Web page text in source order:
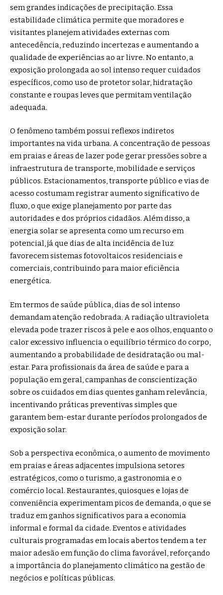
sem grandes indicações de precipitação. Essa
estabilidade climática permite que moradores e
visitantes planejem atividades externas com
antecedência, reduzindo incertezas e aumentando a
qualidade de experiências ao ar livre. No entanto, a
exposição prolongada ao sol intenso requer cuidados
específicos, como uso de protetor solar, hidratação
constante e roupas leves que permitam ventilação
adequada.
O fenômeno também possui reflexos indiretos
importantes na vida urbana. A concentração de pessoas
em praias e áreas de lazer pode gerar pressões sobre a
infraestrutura de transporte, mobilidade e serviços
públicos. Estacionamentos, transporte público e vias de
acesso costumam registrar aumento significativo de
fluxo, o que exige planejamento por parte das
autoridades e dos próprios cidadãos. Além disso, a
energia solar se apresenta como um recurso em
potencial, já que dias de alta incidência de luz
favorecem sistemas fotovoltaicos residenciais e
comerciais, contribuindo para maior eficiência
energética.
Em termos de saúde pública, dias de sol intenso
demandam atenção redobrada. A radiação ultravioleta
elevada pode trazer riscos à pele e aos olhos, enquanto o
calor excessivo influencia o equilíbrio térmico do corpo,
aumentando a probabilidade de desidratação ou mal-
estar. Para profissionais da área de saúde e para a
população em geral, campanhas de conscientização
sobre os cuidados em dias quentes ganham relevância,
incentivando práticas preventivas simples que
garantem bem-estar durante períodos prolongados de
exposição solar.
Sob a perspectiva econômica, o aumento de movimento
em praias e áreas adjacentes impulsiona setores
estratégicos, como o turismo, a gastronomia e o
comércio local. Restaurantes, quiosques e lojas de
conveniência experimentam picos de demanda, o que se
traduz em ganhos significativos para a economia
informal e formal da cidade. Eventos e atividades
culturais programadas em locais abertos tendem a ter
maior adesão em função do clima favorável, reforçando
a importância do planejamento climático na gestão de
negócios e políticas públicas.